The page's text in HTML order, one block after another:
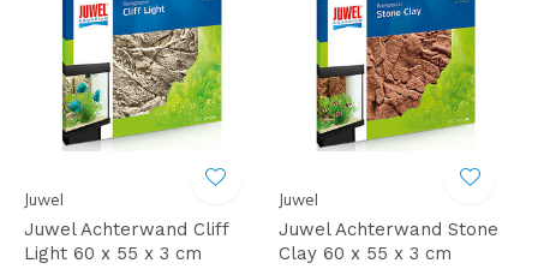
Juwel
Juwel Achterwand Cliff
Light 60 x 55 x 3 cm
Juwel
Juwel Achterwand Stone
Clay 60 x 55 x 3 cm